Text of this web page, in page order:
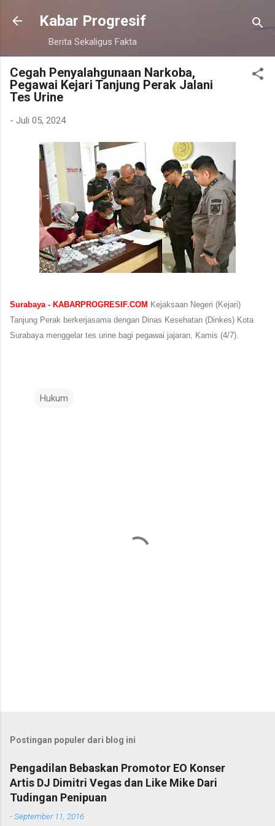
Langsung ke konten utama
Kabar Progresif
Berita Sekaligus Fakta
Cegah Penyalahgunaan Narkoba,
Pegawai Kejari Tanjung Perak Jalani
Tes Urine
- Juli 05, 2024
Surabaya - KABARPROGRESIF.COM Kejaksaan Negeri (Kejari)
Tanjung Perak berkerjasama dengan Dinas Kesehatan (Dinkes) Kota
Surabaya menggelar tes urine bagi pegawai jajaran, Kamis (4/7).
Hukum
Postingan populer dari blog ini
Pengadilan Bebaskan Promotor EO Konser
Artis DJ Dimitri Vegas dan Like Mike Dari
Tudingan Penipuan
-September 11, 2016